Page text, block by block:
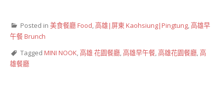
Posted in 美食餐廳 Food,高雄|屏東 Kaohsiung|Pingtung,高雄早
午餐 Brunch
Tagged MINI NOOK,高雄 花園餐廳,高雄早午餐,高雄花園餐廳,高
雄餐廳